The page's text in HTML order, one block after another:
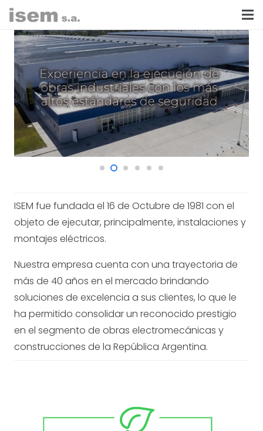
ISEM fue fundada el 16 de Octubre de 1981 con el
objeto de ejecutar, principalmente, instalaciones y
montajes eléctricos.
Nuestra empresa cuenta con una trayectoria de
más de 40 años en el mercado brindando
soluciones de excelencia a sus clientes, lo que le
ha permitido consolidar un reconocido prestigio
en el segmento de obras electromecánicas y
construcciones de la República Argentina.